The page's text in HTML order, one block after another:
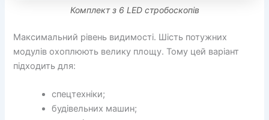
Комплект з 6 LED стробоскопів
Максимальний рівень видимості. Шість потужних
модулів охоплюють велику площу. Тому цей варіант
підходить для:
спецтехніки;
будівельних машин;